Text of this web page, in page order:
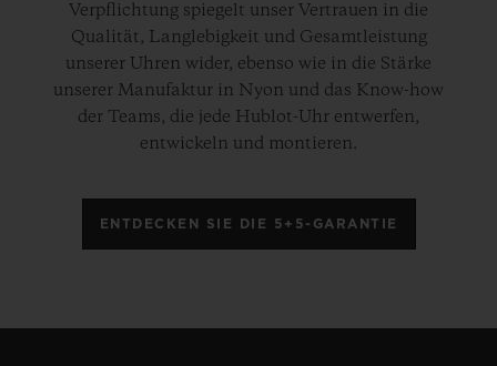
Verpflichtung spiegelt unser Vertrauen in die
Qualität, Langlebigkeit und Gesamtleistung
unserer Uhren wider, ebenso wie in die Stärke
unserer Manufaktur in Nyon und das Know-how
der Teams, die jede Hublot-Uhr entwerfen,
entwickeln und montieren.
ENTDECKEN SIE DIE 5+5-GARANTIE